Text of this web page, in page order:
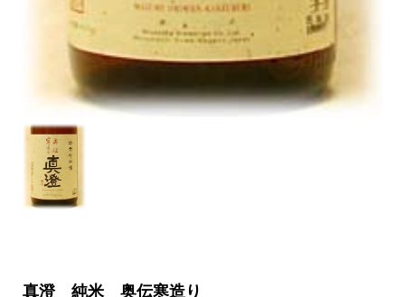
真澄 純米 奥伝寒造り